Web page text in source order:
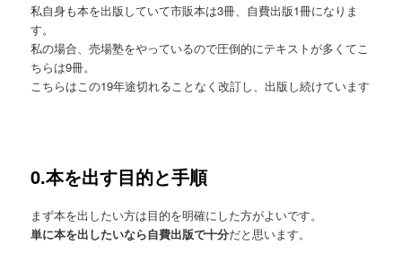
私自身も本を出版していて市販本は3冊、自費出版1冊になりま
す。
私の場合、売場塾をやっているので圧倒的にテキストが多くてこ
ちらは9冊。
こちらはこの19年途切れることなく改訂し、出版し続けています
0.本を出す目的と手順
まず本を出したい方は目的を明確にした方がよいです。
単に本を出したいなら自費出版で十分だと思います。